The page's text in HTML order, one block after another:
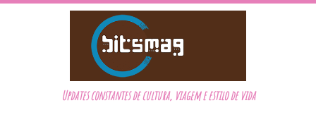
Updates constantes de cultura, viagem e estilo de vida